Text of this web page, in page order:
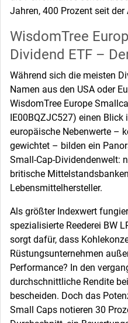
Jahren, 400 Prozent seit der
WisdomTree
Dividend ETF –
Während sich die meisten
Namen aus den USA oder
WisdomTree Europe
IE00BQZJC527) einen Blick
europäische Nebenwerte –
gewichtet – bilden ein
Small-Cap-Dividendenwelt:
britische
Lebensmittelhersteller.
Als größter Indexwert
spezialisierte Reederei BW
sorgt dafür, dass
Rüstungsunternehmen
Performance? In den
durchschnittliche Rendite
bescheiden. Doch das
Small Caps notieren 30